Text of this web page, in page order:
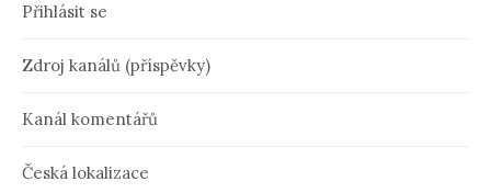
Přihlásit se
Zdroj kanálů (příspěvky)
Kanál komentářů
Česká lokalizace